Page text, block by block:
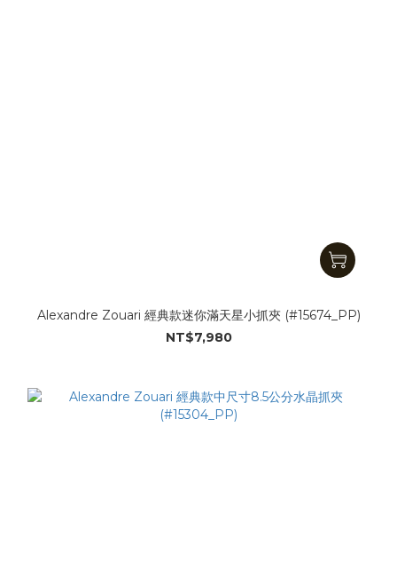
Alexandre Zouari 經典款迷你滿天星小抓夾 (#15674_PP)
NT$7,980